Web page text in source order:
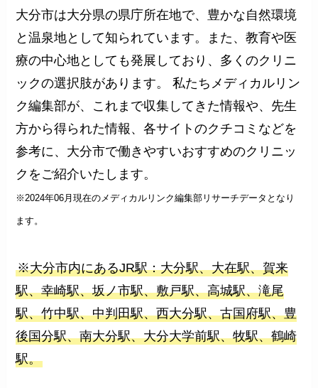
大分市は大分県の県庁所在地で、豊かな自然環境
と温泉地として知られています。また、教育や医
療の中心地としても発展しており、多くのクリニ
ックの選択肢があります。 私たちメディカルリン
ク編集部が、これまで収集してきた情報や、先生
方から得られた情報、各サイトのクチコミなどを
参考に、大分市で働きやすいおすすめのクリニッ
クをご紹介いたします。
※2024年06月現在のメディカルリンク編集部リサーチデータとなり
ます。
※大分市内にあるJR駅：大分駅、大在駅、賀来
駅、幸崎駅、坂ノ市駅、敷戸駅、高城駅、滝尾
駅、竹中駅、中判田駅、西大分駅、古国府駅、豊
後国分駅、南大分駅、大分大学前駅、牧駅、鶴崎
駅。